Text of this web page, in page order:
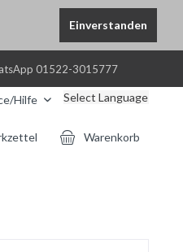
Einverstanden
01522-3015777
Hilfe Select Language
Warenkorb